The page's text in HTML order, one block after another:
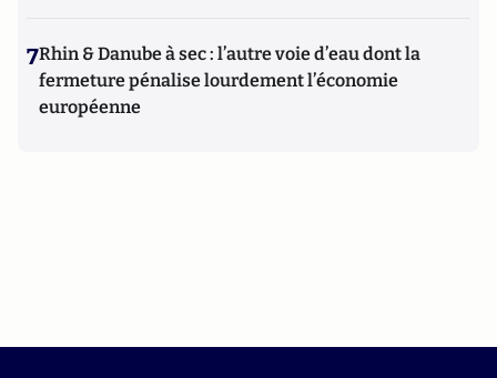
7Rhin & Danube à sec : l’autre voie d’eau dont la
fermeture pénalise lourdement l’économie
européenne